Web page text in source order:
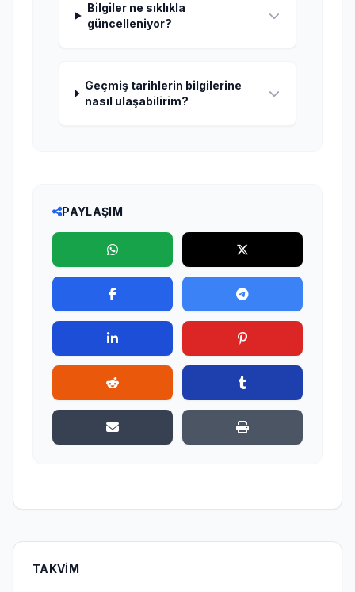
Bilgiler ne sıklıkla
güncelleniyor?
Geçmiş tarihlerin bilgilerine
nasıl ulaşabilirim?
PAYLAŞIM
TAKVIM